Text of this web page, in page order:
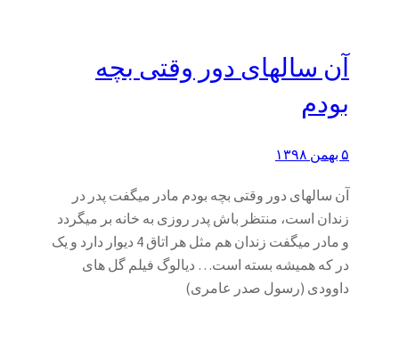
آن سالهای دور وقتی بچه
بودم
۵ بهمن ۱۳۹۸
آن سالهای دور وقتی بچه بودم مادر میگفت پدر در
زندان است، منتظر باش پدر روزی به خانه بر میگردد
و مادر میگفت زندان هم مثل هر اتاق 4 دیوار دارد و یک
در که همیشه بسته است… دیالوگ فیلم گل های
داوودی (رسول صدر عامری)